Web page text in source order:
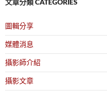
圖輯分享
媒體消息
攝影師介紹
攝影文章